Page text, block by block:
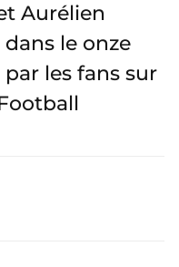
Aurélien
le onze
les fans sur